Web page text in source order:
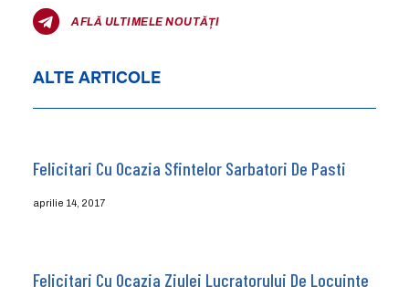
AFLĂ ULTIMELE NOUTĂȚI
ALTE ARTICOLE
Felicitari Cu Ocazia Sfintelor Sarbatori De Pasti
aprilie 14, 2017
Felicitari Cu Ocazia Ziulei Lucratorului De Locuinte